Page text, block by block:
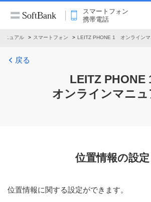
スマートフォン
携帯電話
ニュアル スマートフォン LEITZ PHONE 1 オンラインマ
戻る
LEITZ PHONE
オンラインマニ
位置情報の設定
位置情報に関する設定ができます。